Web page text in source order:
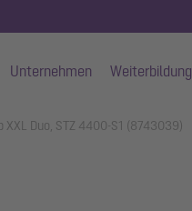
Unternehmen Weiterbildung
XXL Duo, STZ 4400-S1 (8743039)